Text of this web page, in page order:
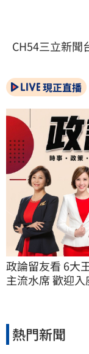
CH54三立新聞
現正直播
政論留友看 6大
主流水席 歡迎入
熱門新聞